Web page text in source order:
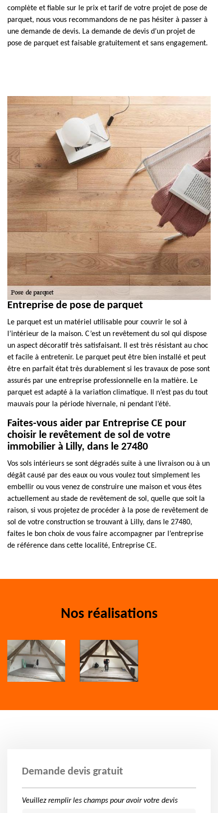
complète et fiable sur le prix et tarif de votre projet de pose de
parquet, nous vous recommandons de ne pas hésiter à passer à
une demande de devis. La demande de devis d’un projet de
pose de parquet est faisable gratuitement et sans engagement.
Entreprise de pose de parquet
Le parquet est un matériel utilisable pour couvrir le sol à
l’intérieur de la maison. C’est un revêtement du sol qui dispose
un aspect décoratif très satisfaisant. Il est très résistant au choc
et facile à entretenir. Le parquet peut être bien installé et peut
être en parfait état très durablement si les travaux de pose sont
assurés par une entreprise professionnelle en la matière. Le
parquet est adapté à la variation climatique. Il n’est pas du tout
mauvais pour la période hivernale, ni pendant l’été.
Faites-vous aider par Entreprise CE pour
choisir le revêtement de sol de votre
immobilier à Lilly, dans le 27480
Vos sols intérieurs se sont dégradés suite à une livraison ou à un
dégât causé par des eaux ou vous voulez tout simplement les
embellir ou vous venez de construire une maison et vous êtes
actuellement au stade de revêtement de sol, quelle que soit la
raison, si vous projetez de procéder à la pose de revêtement de
sol de votre construction se trouvant à Lilly, dans le 27480,
faites le bon choix de vous faire accompagner par l’entreprise
de référence dans cette localité, Entreprise CE.
Nos réalisations
Demande devis gratuit
Veuillez remplir les champs pour avoir votre devis